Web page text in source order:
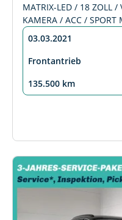
MATRIX-LED / 18 ZOLL /
KAMERA / ACC / SPORT
03.03.2021
Frontantrieb
135.500 km